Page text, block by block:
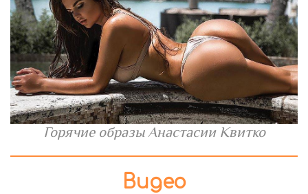
Горячие образы Анастасии Квитко
Видео